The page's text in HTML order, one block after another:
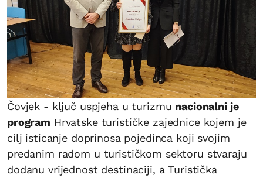
Čovjek - ključ uspjeha u turizmu nacionalni je
program Hrvatske turističke zajednice kojem je
cilj isticanje doprinosa pojedinca koji svojim
predanim radom u turističkom sektoru stvaraju
dodanu vrijednost destinaciji, a Turistička